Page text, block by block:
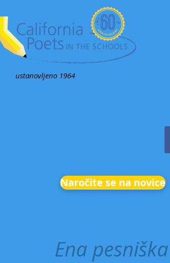
ustanovljeno 1964
Naročite se na novice
Ena